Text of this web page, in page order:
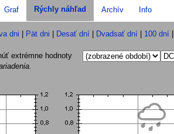
Graf Rýchly náhľad Archív Info
dni Pät dni Desať dní Dvadsať dní 100 dní
extrémne hodnoty